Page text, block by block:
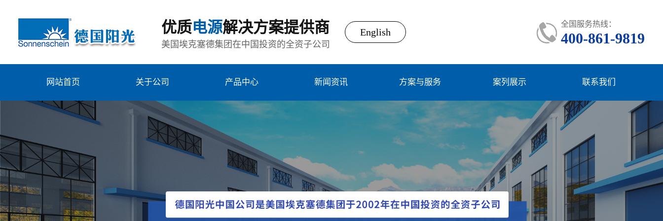
优质电源解决方案提供商
美国埃克塞德集团在中国投资的全资子公司
English
全国服务热线：
400-861-9819
网站首页 关于公司 产品中心 新闻资讯 方案与服务 案列展示 联系我们